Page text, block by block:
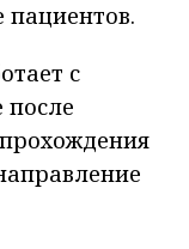
пациентов.
с